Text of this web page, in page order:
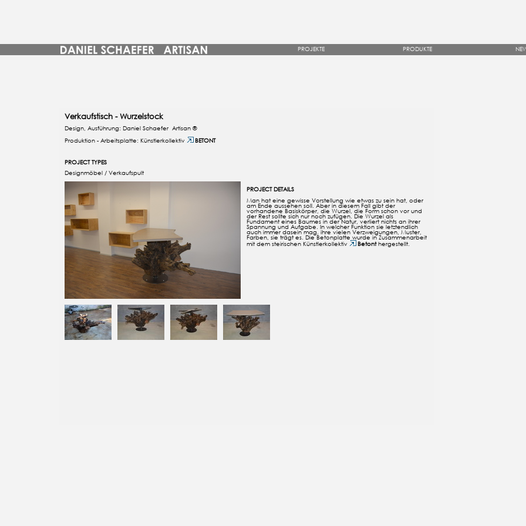
PROJEKTE PRODUKTE
Verkaufstisch - Wurzelstock
Design, Ausführung: Daniel Schaefer Artisan ®
Produktion - Arbeitsplatte: Künstlerkollektiv
BETONT
PROJECT TYPES
Designmöbel / Verkaufspult
PROJECT DETAILS
Man hat eine gewisse Vorstellung wie etwas zu sein hat, oder
am Ende aussehen soll. Aber in diesem Fall gibt der
vorhandene Basiskörper, die Wurzel, die Form schon vor und
der Rest sollte sich nur noch zufügen. Die Wurzel als
Fundament eines Baumes in der Natur, verliert nichts an ihrer
Spannung und Aufgabe. In welcher Funktion sie letztendlich
auch immer dasein mag, ihre vielen Verzweigungen, Muster,
Farben, sie trägt es. Die Betonplatte wurde in Zusammenarbeit
mit dem steirischen Künstlerkollektiv Betonthergestellt.